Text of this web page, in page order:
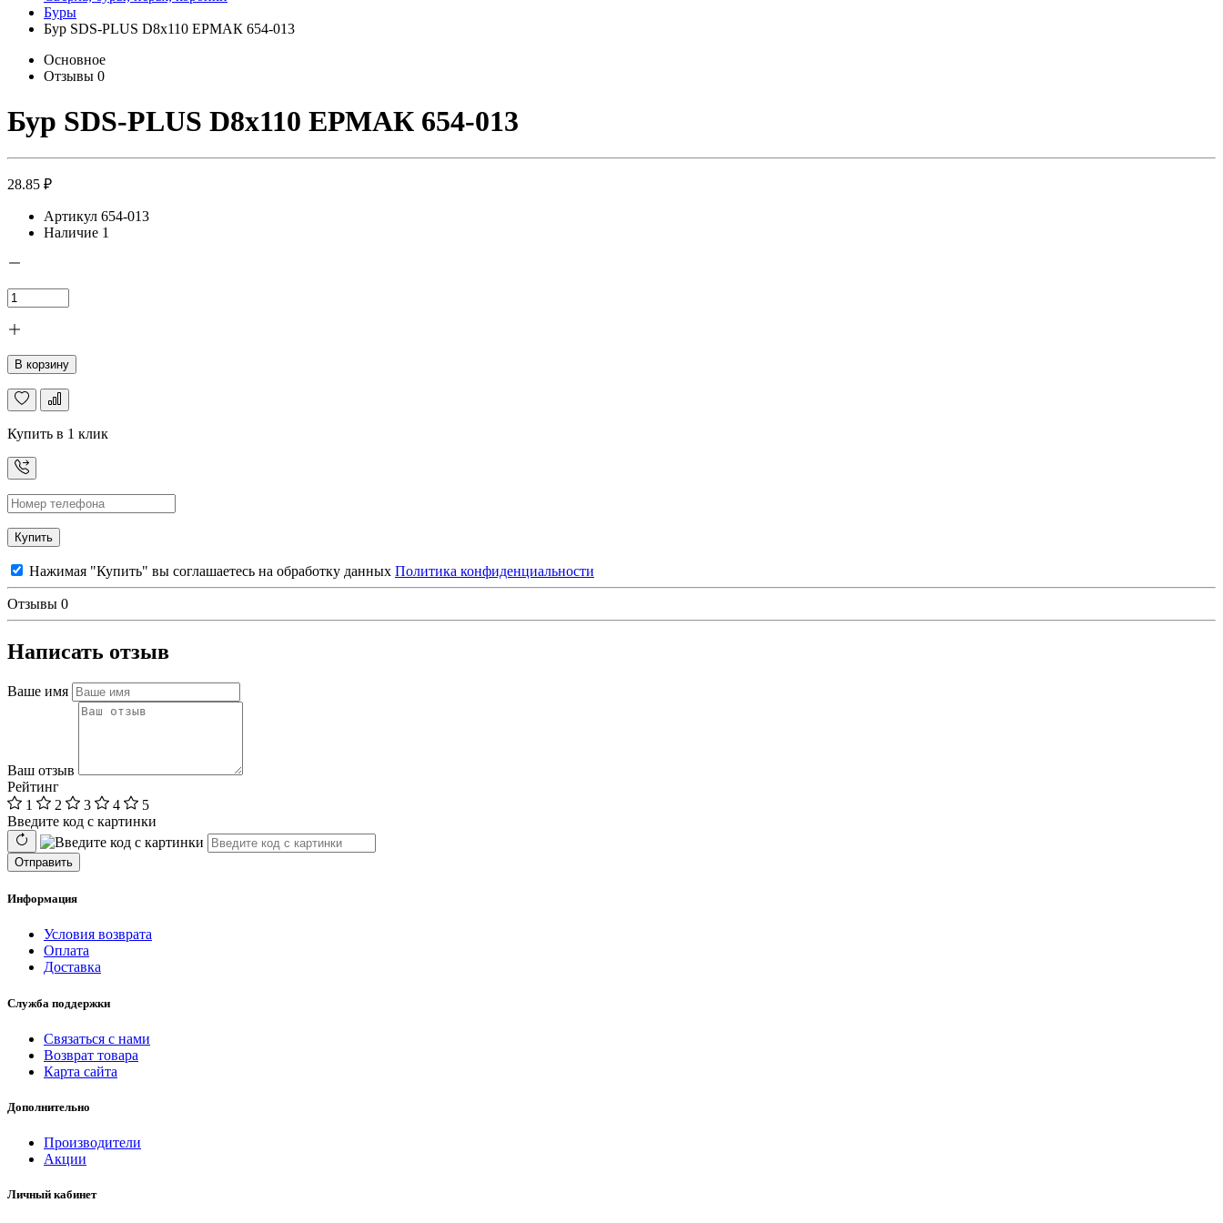
Буры
Бур SDS-PLUS D8х110 ЕРМАК 654-013
Основное
Отзывы 0
Бур SDS-PLUS D8х110 ЕРМАК 654-013
28.85 ₽
Артикул 654-013
Наличие 1
В корзину
Купить в 1 клик
Купить
Нажимая "Купить" вы соглашаетесь на обработку данных Политика конфиденциальности
Отзывы 0
Написать отзыв
Ваше имя
Ваш отзыв
Рейтинг
1
2 3 4
5
Введите код с картинки
Отправить
Информация
Условия возврата
Оплата
Доставка
Служба поддержки
Связаться с нами
Возврат товара
Карта сайта
Дополнительно
Производители
Акции
Личный кабинет